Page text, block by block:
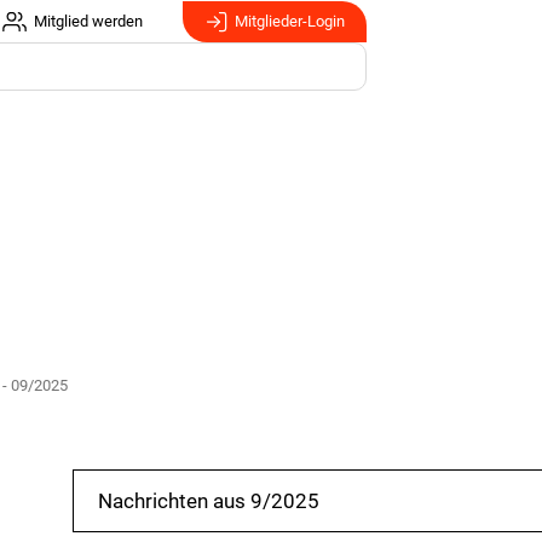
Mitglied werden Mitglieder-Login
09/2025
Nachrichten aus 9/2025